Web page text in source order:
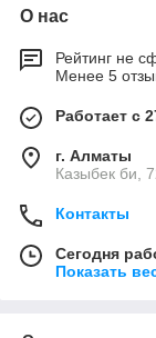
О нас
Рейтинг не
Менее 5
Работает с
г. Алматы
Казыбек би,
Контакты
Сегодня
Показать